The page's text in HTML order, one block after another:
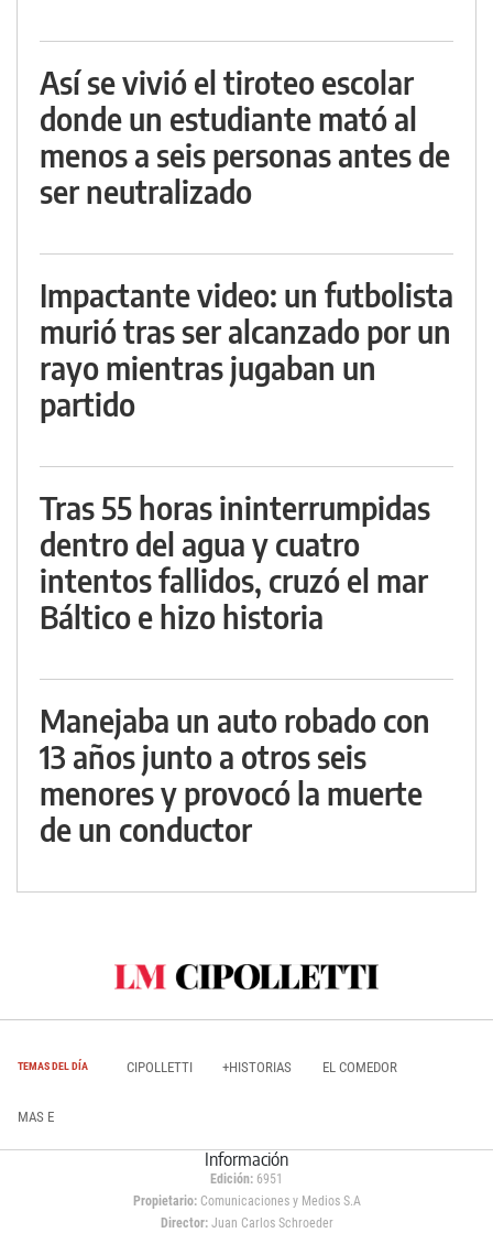
Así se vivió el tiroteo escolar
donde un estudiante mató al
menos a seis personas antes de
ser neutralizado
Impactante video: un futbolista
murió tras ser alcanzado por un
rayo mientras jugaban un
partido
Tras 55 horas ininterrumpidas
dentro del agua y cuatro
intentos fallidos, cruzó el mar
Báltico e hizo historia
Manejaba un auto robado con
13 años junto a otros seis
menores y provocó la muerte
de un conductor
TEMAS DEL DÍA CIPOLLETTI +HISTORIAS EL COMEDOR
MAS E
Información
Edición: 6951
Propietario:Comunicaciones y Medios S.A
Director: Juan Carlos Schroeder